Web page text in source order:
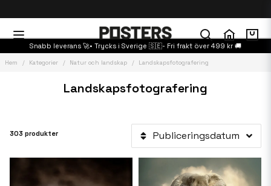
Snabb leverans 🚀• Trycks i Sverige 🇸🇪- Fri frakt över 499 kr 🚚
Hem Kategorier Natur och landskap Landskapsfotografering
Landskapsfotografering
303 produkter Publiceringsdatum